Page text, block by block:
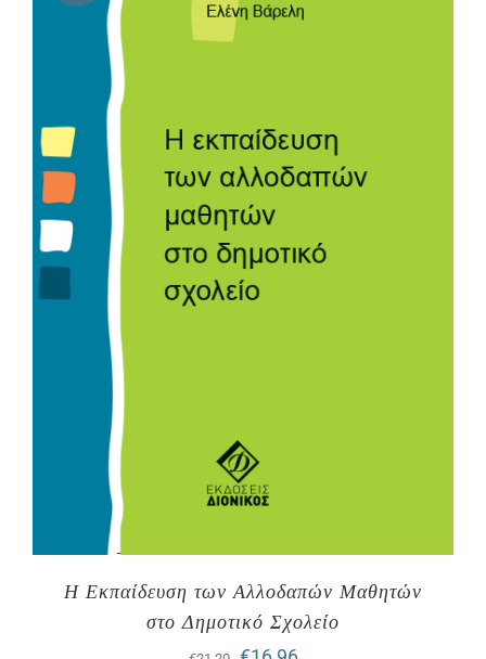
€16,96.
Η Εκπαίδευση των Αλλοδαπών Μαθητών
στο Δημοτικό Σχολείο